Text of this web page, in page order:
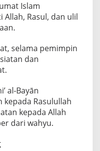
Islam
Rasul, dan ulil
selama pemimpin
dan
al-Bayān
kepada Rasulullah
kepada Allah
dari wahyu.